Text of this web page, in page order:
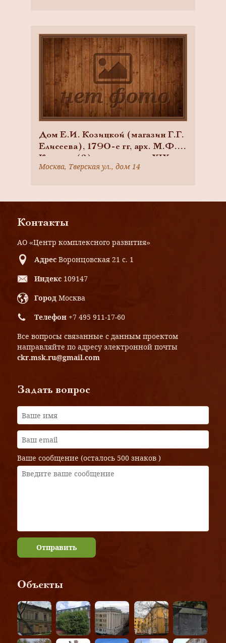
Дом Е.И. Козицкой (магазин Г.Г.
Елисеева), 1790-е гг, арх. М.Ф.
Казаков (?); первая треть XIX в.;
1874-1875 гг., арх. А.Е. Вебер;
Москва, Тверская ул., дом 14
Контакты
АО «Центр комплексного развития»
Адрес Воронцовская 21 с. 1
Индекс 109147
Город Москва
Телефон +7 495 911-17-60
Все вопросы связанные с данным проектом
направляйте по адресу электронной почты
ckr.msk.ru@gmail.com
Задать вопрос
Ваше сообщение (осталось 500 знаков )
Отправить
Объекты